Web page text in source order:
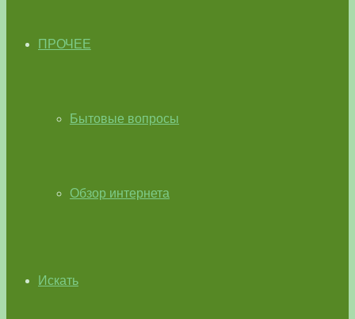
ПРОЧЕЕ
Бытовые вопросы
Обзор интернета
Искать